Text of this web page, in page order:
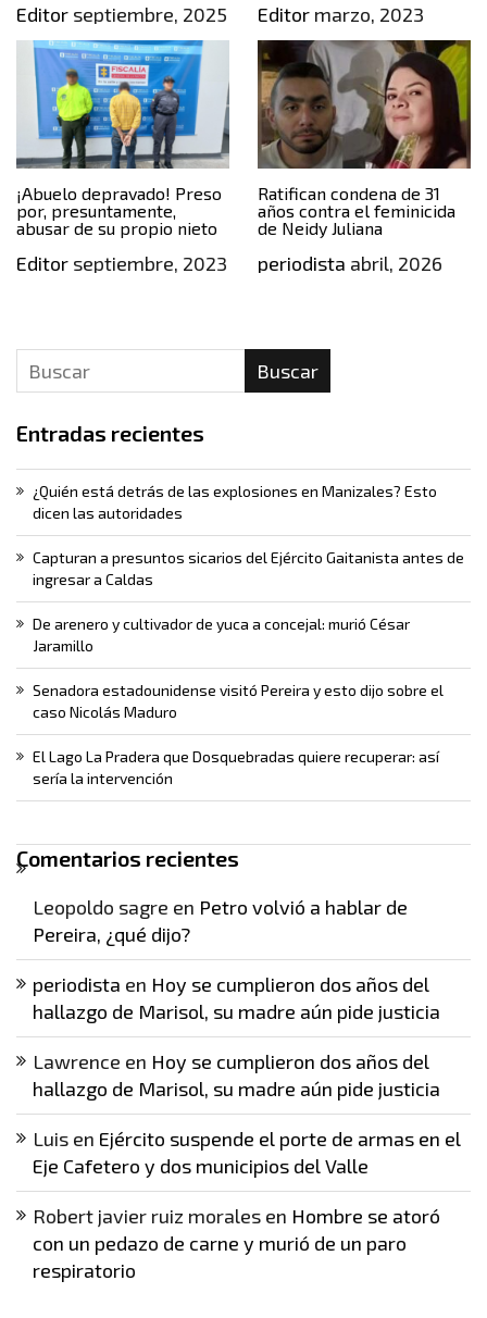
Editor septiembre, 2025 Editormarzo, 2023
¡Abuelo depravado! Preso
por, presuntamente,
abusar de su propio nieto
Editor septiembre, 2023
Ratifican condena de 31
años contra el feminicida
de Neidy Juliana
periodista abril, 2026
Buscar
Entradas recientes
¿Quién está detrás de las explosiones en Manizales? Esto
dicen las autoridades
Capturan a presuntos sicarios del Ejército Gaitanista antes de
ingresar a Caldas
De arenero y cultivador de yuca a concejal: murió César
Jaramillo
Senadora estadounidense visitó Pereira y esto dijo sobre el
caso Nicolás Maduro
El Lago La Pradera que Dosquebradas quiere recuperar: así
sería la intervención
Comentarios recientes
Leopoldo sagre en Petro volvió a hablar de
Pereira, ¿qué dijo?
periodista en Hoy se cumplieron dos años del
hallazgo de Marisol, su madre aún pide justicia
Lawrence en Hoy se cumplieron dos años del
hallazgo de Marisol, su madre aún pide justicia
Luis en Ejército suspende el porte de armas en el
Eje Cafetero y dos municipios del Valle
Robert javier ruiz morales en Hombre se atoró
con un pedazo de carne y murió de un paro
respiratorio